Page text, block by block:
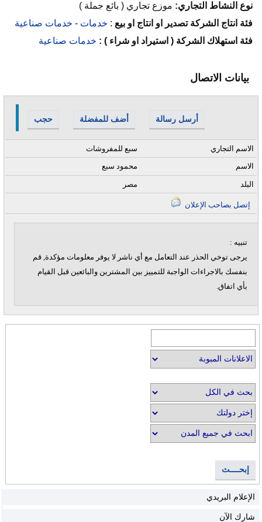
نوع النشاط التجاري: موزع تجاري ( بائع جملة )
فئة انتاج الشركة تصدير او انتاج او بيع : خدمات - خدمات صناعية
فئة استهلاك الشركة ( استيراد او شراء ) : خدمات صناعية
بيانات الاتصال
حجب أضف للمفضلة أرسل رسالة
سبع للمفروشات
الاسم التجاري
محمود سبع
الاسم
مصر البلد
تنبيه :
يرجى توخي الحذر عند التعامل مع أي ناشر لا يوفر معلومات مؤكدة, قم
بنفسك بالاجراءات الواجبة للتمييز بين المشترين والبائعين قبل القيام
بأي اتفاق.
إبحــــث
الإعلام البريدي
شارك الآن